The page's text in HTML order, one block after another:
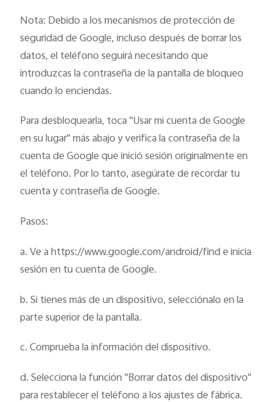
Nota: Debido a los mecanismos de protección de
seguridad de Google, incluso después de borrar los
datos, el teléfono seguirá necesitando que
introduzcas la contraseña de la pantalla de bloqueo
cuando lo enciendas.
Para desbloquearla, toca "Usar mi cuenta de Google
en su lugar" más abajo y verifica la contraseña de la
cuenta de Google que inició sesión originalmente en
el teléfono. Por lo tanto, asegúrate de recordar tu
cuenta y contraseña de Google.
Pasos:
a. Ve a https://www.google.com/android/find e inicia
sesión en tu cuenta de Google.
b. Si tienes más de un dispositivo, selecciónalo en la
parte superior de la pantalla.
c. Comprueba la información del dispositivo.
d. Selecciona la función "Borrar datos del dispositivo"
para restablecer el teléfono a los ajustes de fábrica.